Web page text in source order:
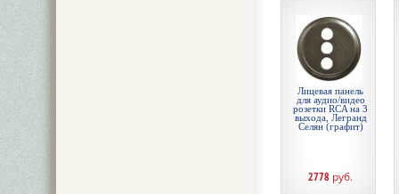
Лицевая панель
для аудио/видео
розетки RCA на 3
выхода, Легранд
Селян (графит)
2778 руб.